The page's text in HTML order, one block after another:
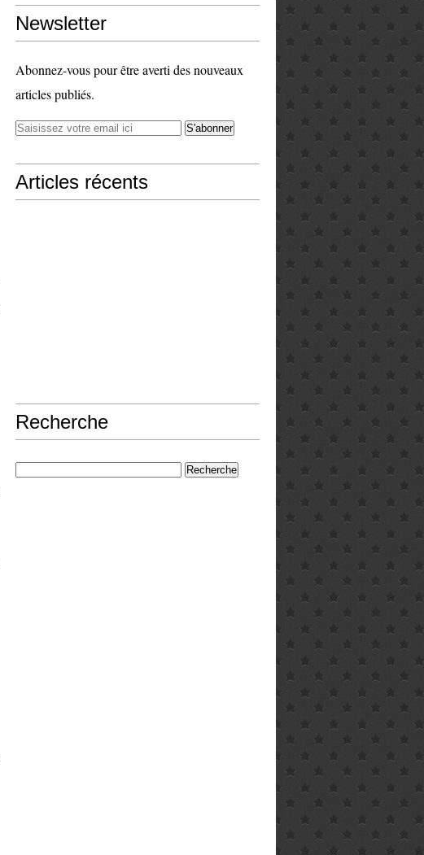
Newsletter
Abonnez-vous pour être averti des nouveaux
articles publiés.
Articles récents
Recherche